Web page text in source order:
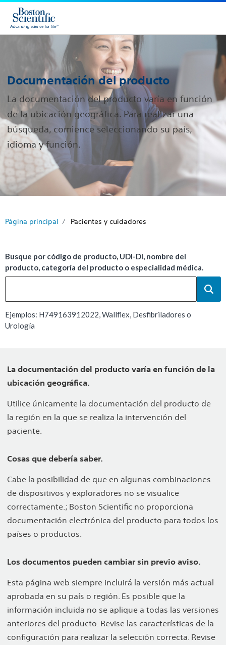
Documentación del producto
La documentación del producto varía en función
de la ubicación geográfica. Para realizar una
búsqueda, comience seleccionando su país,
idioma y función.
Página principal Pacientes y cuidadores
Busque por código de producto, UDI-DI, nombre del
producto, categoría del producto o especialidad médica.
Ejemplos: H749163912022, Wallflex, Desfibriladores o
Urología
La documentación del producto varía en función de la
ubicación geográfica.
Utilice únicamente la documentación del producto de
la región en la que se realiza la intervención del
paciente.
Cosas que debería saber.
Cabe la posibilidad de que en algunas combinaciones
de dispositivos y exploradores no se visualice
correctamente.; Boston Scientific no proporciona
documentación electrónica del producto para todos los
países o productos.
Los documentos pueden cambiar sin previo aviso.
Esta página web siempre incluirá la versión más actual
aprobada en su país o región. Es posible que la
información incluida no se aplique a todas las versiones
anteriores del producto. Revise las características de la
configuración para realizar la selección correcta. Revise